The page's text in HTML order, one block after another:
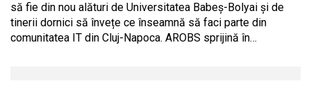
să fie din nou alături de Universitatea Babeș-Bolyai și de
tinerii dornici să învețe ce înseamnă să faci parte din
comunitatea IT din Cluj-Napoca. AROBS sprijină în…